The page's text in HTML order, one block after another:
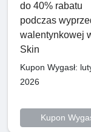
do 40% rabatu
podczas
walentynkowej
Skin
Kupon Wygasł:
2026
Kupon